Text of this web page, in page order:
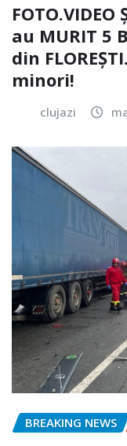
au MURIT 5
din
minori!
clujazi
BREAKING NEWS